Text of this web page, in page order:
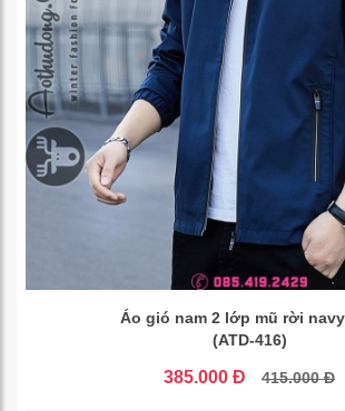
Áo gió nam 2 lớp mũ rời
(ATD-416)
385.000 Đ 415.000 Đ